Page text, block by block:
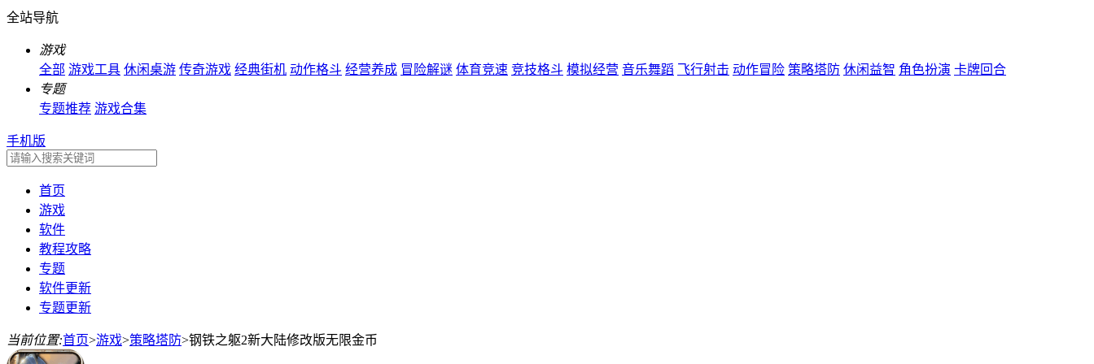
全站导航
游戏
全部 游戏工具 休闲桌游 传奇游戏 经典街机 动作格斗 经营养成 冒险解谜 体育竞速 竞技格斗 模拟经营 音乐舞蹈 飞行射击 动作冒险 策略塔防 休闲益智 角色扮演 卡牌回合
专题
专题推荐 游戏合集
手机版
首页
游戏
软件
教程攻略
专题
软件更新
专题更新
当前位置:首页>游戏>策略塔防>钢铁之躯2新大陆修改版无限金币